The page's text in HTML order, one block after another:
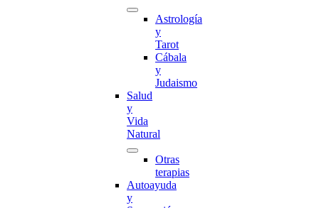
Astrología
y
Tarot
Cábala
y
Judaismo
Salud
y
Vida
Natural
Otras
terapias
Autoayuda
y